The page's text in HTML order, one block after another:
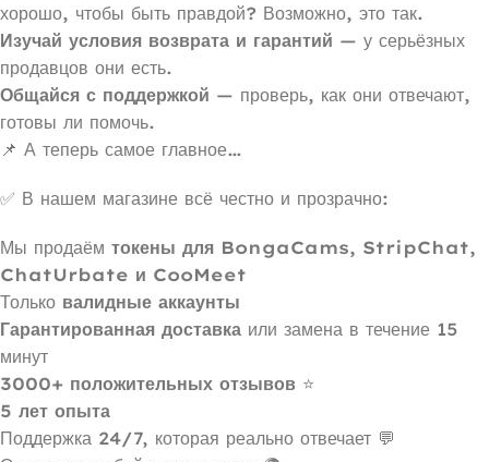
хорошо, чтобы быть правдой? Возможно, это так.
Изучай условия возврата и гарантий — у серьёзных
продавцов они есть.
Общайся с поддержкой — проверь, как они отвечают,
готовы ли помочь.
📌 А теперь самое главное…
✅ В нашем магазине всё честно и прозрачно:
Мы продаём токены для BongaCams, StripChat,
ChatUrbate и CooMeet
Только валидные аккаунты
Гарантированная доставка или замена в течение 15
минут
3000+ положительных отзывов ⭐
5 лет опыта
Поддержка 24/7, которая реально отвечает 💬